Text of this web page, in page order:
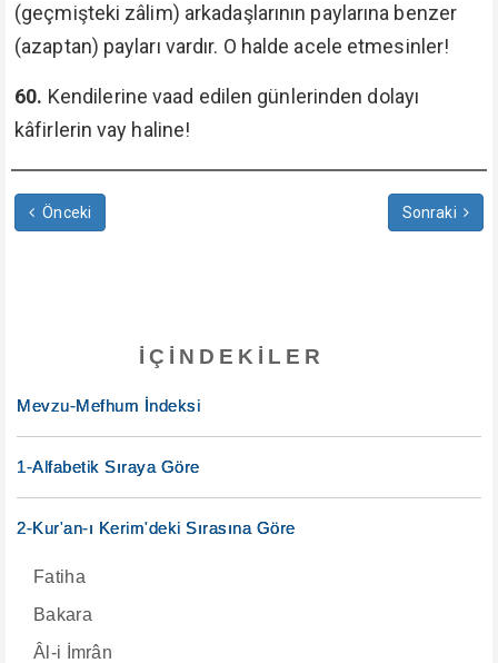
(geçmişteki zâlim) arkadaşlarının paylarına benzer
(azaptan) payları vardır. O halde acele etmesinler!
60. Kendilerine vaad edilen günlerinden dolayı
kâfirlerin vay haline!
Önceki Sonraki
İÇINDEKILER
Mevzu-Mefhum İndeksi
1-Alfabetik Sıraya Göre
2-Kur'an-ı Kerim'deki Sırasına Göre
Fatiha
Bakara
Âl-i İmrân